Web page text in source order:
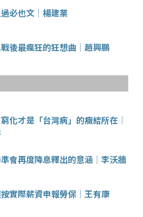
必也文│楊建業
後最瘋狂的狂想曲│趙興鵬
化才是「台灣病」的癥結所在│
會再度降息釋出的意涵│李沃牆
實際薪資申報勞保│王有康